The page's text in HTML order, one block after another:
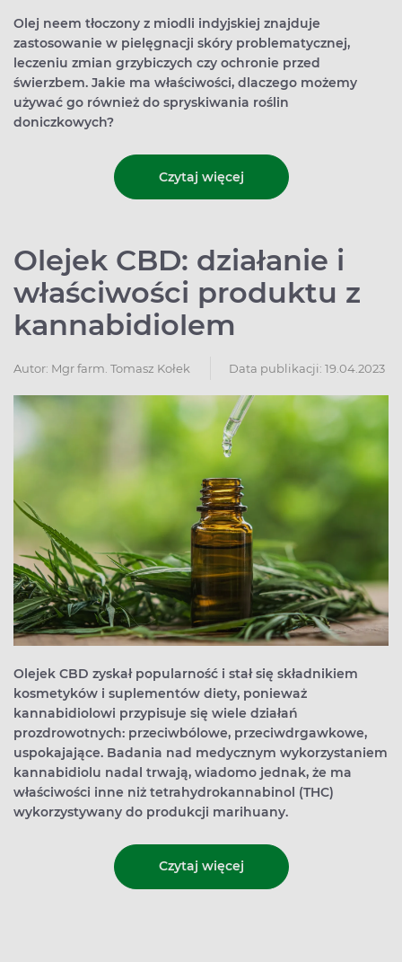
Olej neem tłoczony z miodli indyjskiej znajduje
zastosowanie w pielęgnacji skóry problematycznej,
leczeniu zmian grzybiczych czy ochronie przed
świerzbem. Jakie ma właściwości, dlaczego możemy
używać go również do spryskiwania roślin
doniczkowych?
Czytaj więcej
Olejek CBD: działanie i
właściwości produktu z
kannabidiolem
Autor: Mgr farm. Tomasz Kołek Data publikacji: 19.04.2023
Olejek CBD zyskał popularność i stał się składnikiem
kosmetyków i suplementów diety, ponieważ
kannabidiolowi przypisuje się wiele działań
prozdrowotnych: przeciwbólowe, przeciwdrgawkowe,
uspokajające. Badania nad medycznym wykorzystaniem
kannabidiolu nadal trwają, wiadomo jednak, że ma
właściwości inne niż tetrahydrokannabinol (THC)
wykorzystywany do produkcji marihuany.
Czytaj więcej